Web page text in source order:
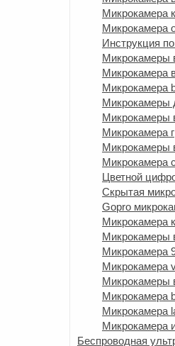
Микрокамера
Микрокамера
Инструкция
Микрокамеры
Микрокамера
Микрокамера
Микрокамеры
Микрокамеры
Микрокамера
Микрокамеры
Микрокамера
Цветной
Скрытая
Gopro
Микрокамера
Микрокамеры
Микрокамера
Микрокамера
Микрокамеры
Микрокамера
Микрокамера
Микрокамера
Беспроводная